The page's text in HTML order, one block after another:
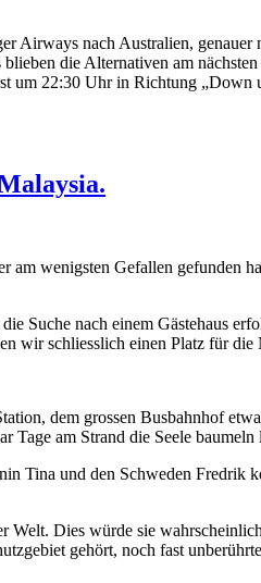
Airways nach Australien,
die Alternativen am
um 22:30 Uhr in Richtung „Down
wenigsten Gefallen gefunden
Suche nach einem Gästehaus
wir schliesslich einen Platz für
dem grossen Busbahnhof
am Strand die Seele
Tina und den Schweden Fredrik
Welt. Dies würde sie
gehört, noch fast